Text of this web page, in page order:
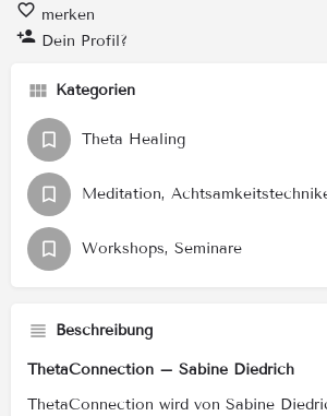
merken
Dein Profil?
Kategorien
Theta Healing
Meditation,
Workshops, Seminare
Beschreibung
ThetaConnection – Sabine Diedrich
ThetaConnection wird von Sabine